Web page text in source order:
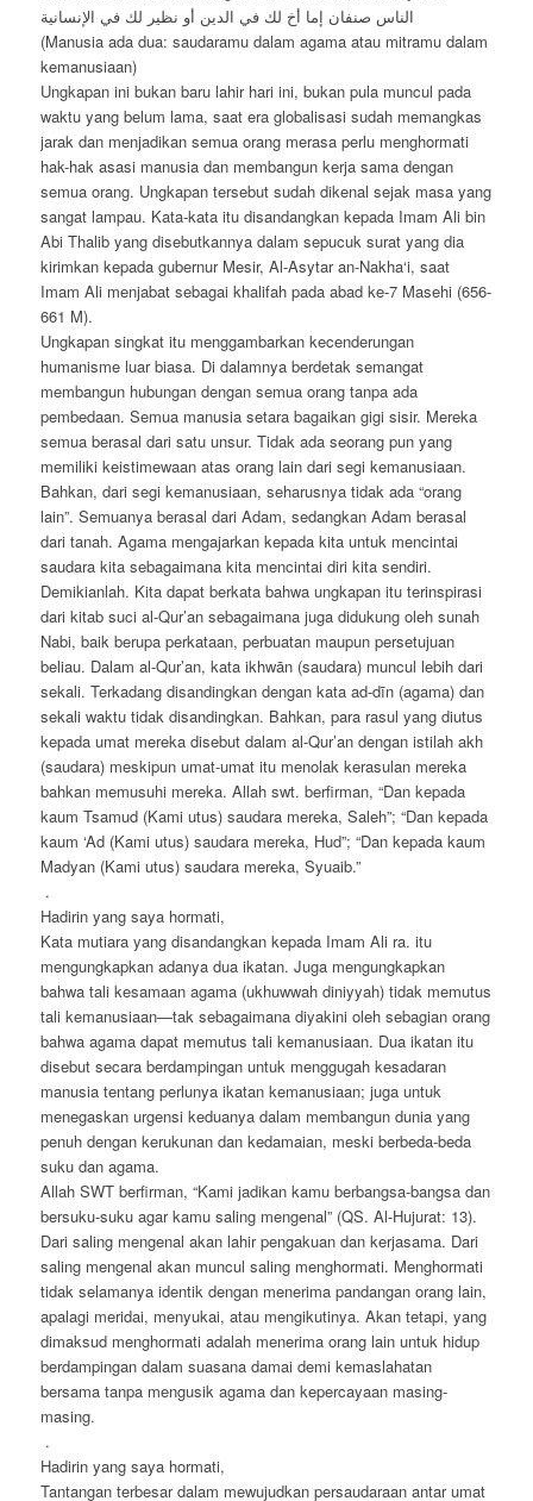
الناس صنفان إما أخ لك في الدين أو نظير لك في الإنسانية
(Manusia ada dua: saudaramu dalam agama atau mitramu dalam
kemanusiaan)
Ungkapan ini bukan baru lahir hari ini, bukan pula muncul pada
waktu yang belum lama, saat era globalisasi sudah memangkas
jarak dan menjadikan semua orang merasa perlu menghormati
hak-hak asasi manusia dan membangun kerja sama dengan
semua orang. Ungkapan tersebut sudah dikenal sejak masa yang
sangat lampau. Kata-kata itu disandangkan kepada Imam Ali bin
Abi Thalib yang disebutkannya dalam sepucuk surat yang dia
kirimkan kepada gubernur Mesir, Al-Asytar an-Nakha‘i, saat
Imam Ali menjabat sebagai khalifah pada abad ke-7 Masehi (656-
661 M).
Ungkapan singkat itu menggambarkan kecenderungan
humanisme luar biasa. Di dalamnya berdetak semangat
membangun hubungan dengan semua orang tanpa ada
pembedaan. Semua manusia setara bagaikan gigi sisir. Mereka
semua berasal dari satu unsur. Tidak ada seorang pun yang
memiliki keistimewaan atas orang lain dari segi kemanusiaan.
Bahkan, dari segi kemanusiaan, seharusnya tidak ada “orang
lain”. Semuanya berasal dari Adam, sedangkan Adam berasal
dari tanah. Agama mengajarkan kepada kita untuk mencintai
saudara kita sebagaimana kita mencintai diri kita sendiri.
Demikianlah. Kita dapat berkata bahwa ungkapan itu terinspirasi
dari kitab suci al-Qur’an sebagaimana juga didukung oleh sunah
Nabi, baik berupa perkataan, perbuatan maupun persetujuan
beliau. Dalam al-Qur’an, kata ikhwān (saudara) muncul lebih dari
sekali. Terkadang disandingkan dengan kata ad-dīn (agama) dan
sekali waktu tidak disandingkan. Bahkan, para rasul yang diutus
kepada umat mereka disebut dalam al-Qur’an dengan istilah akh
(saudara) meskipun umat-umat itu menolak kerasulan mereka
bahkan memusuhi mereka. Allah swt. berfirman, “Dan kepada
kaum Tsamud (Kami utus) saudara mereka, Saleh”; “Dan kepada
kaum ‘Ad (Kami utus) saudara mereka, Hud”; “Dan kepada kaum
Madyan (Kami utus) saudara mereka, Syuaib.”
.
Hadirin yang saya hormati,
Kata mutiara yang disandangkan kepada Imam Ali ra. itu
mengungkapkan adanya dua ikatan. Juga mengungkapkan
bahwa tali kesamaan agama (ukhuwwah diniyyah) tidak memutus
tali kemanusiaan—tak sebagaimana diyakini oleh sebagian orang
bahwa agama dapat memutus tali kemanusiaan. Dua ikatan itu
disebut secara berdampingan untuk menggugah kesadaran
manusia tentang perlunya ikatan kemanusiaan; juga untuk
menegaskan urgensi keduanya dalam membangun dunia yang
penuh dengan kerukunan dan kedamaian, meski berbeda-beda
suku dan agama.
Allah SWT berfirman, “Kami jadikan kamu berbangsa-bangsa dan
bersuku-suku agar kamu saling mengenal” (QS. Al-Hujurat: 13).
Dari saling mengenal akan lahir pengakuan dan kerjasama. Dari
saling mengenal akan muncul saling menghormati. Menghormati
tidak selamanya identik dengan menerima pandangan orang lain,
apalagi meridai, menyukai, atau mengikutinya. Akan tetapi, yang
dimaksud menghormati adalah menerima orang lain untuk hidup
berdampingan dalam suasana damai demi kemaslahatan
bersama tanpa mengusik agama dan kepercayaan masing-
masing.
.
Hadirin yang saya hormati,
Tantangan terbesar dalam mewujudkan persaudaraan antar umat